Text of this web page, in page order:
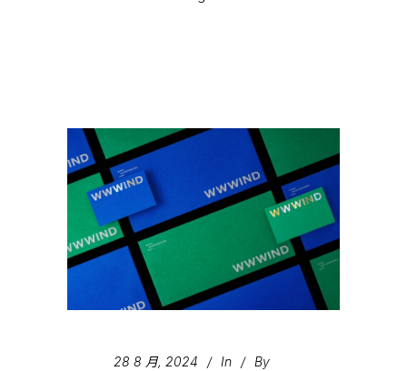
28 8 月, 2024 In
By